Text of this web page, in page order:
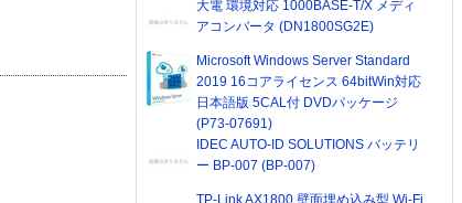
大電 環境対応 1000BASE-T/X メディ
アコンバータ (DN1800SG2E)
Microsoft Windows Server Standard
2019 16コアライセンス 64bitWin対応
日本語版 5CAL付 DVDパッケージ
(P73-07691)
IDEC AUTO-ID SOLUTIONS バッテリ
ー BP-007 (BP-007)
TP-Link AX1800 壁面埋め込み型 Wi-Fi